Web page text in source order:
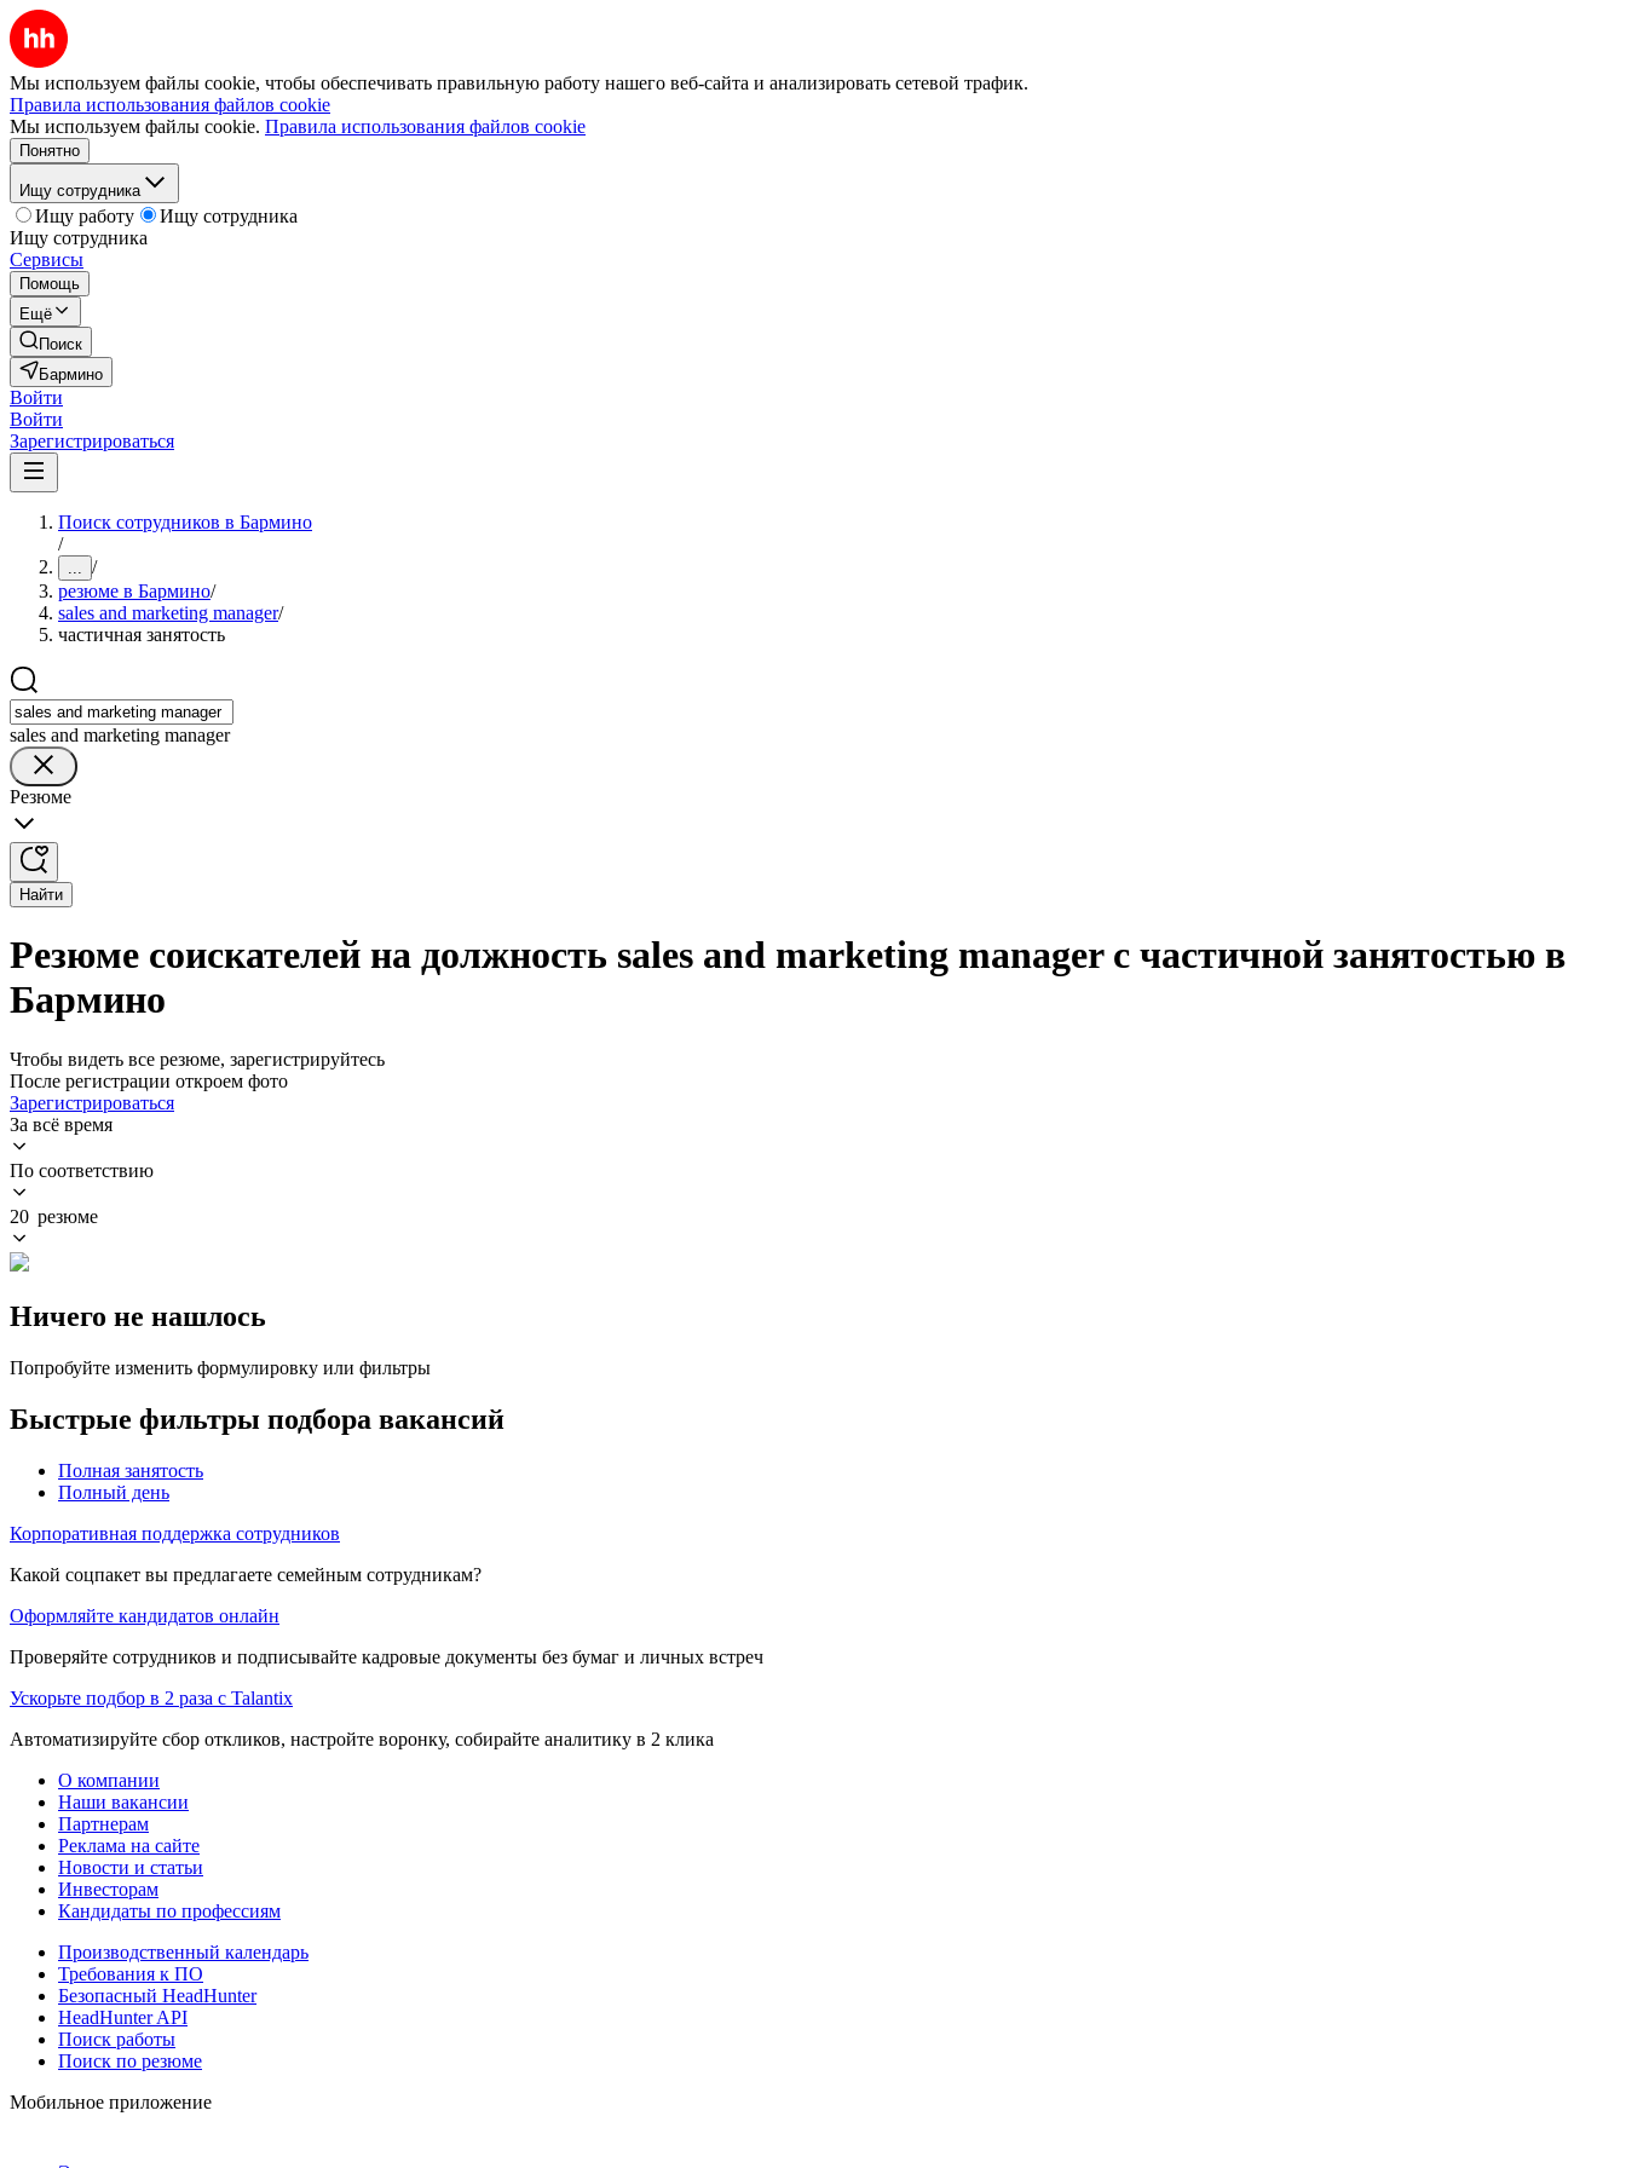
Мы используем файлы cookie, чтобы обеспечивать правильную работу нашего веб-сайта и анализировать сетевой трафик.
Правила использования файлов cookie
Мы используем файлы cookie. Правила использования файлов cookie
Понятно
Ищу сотрудника
Ищу работу
Ищу сотрудника
Ищу сотрудника
Сервисы
Помощь
Ещё
Поиск
Бармино
Войти
Войти
Зарегистрироваться
Поиск сотрудников в Бармино
/
... /
резюме в Бармино/
sales and marketing manager/
частичная занятость
sales and marketing manager
Резюме
Найти
Резюме соискателей на должность sales and marketing manager с частичной занятостью в
Бармино
Чтобы видеть все резюме, зарегистрируйтесь
После регистрации откроем фото
Зарегистрироваться
За всё время
По соответствию
20 резюме
Ничего не нашлось
Попробуйте изменить формулировку или фильтры
Быстрые фильтры подбора вакансий
Полная занятость
Полный день
Корпоративная поддержка сотрудников
Какой соцпакет вы предлагаете семейным сотрудникам?
Оформляйте кандидатов онлайн
Проверяйте сотрудников и подписывайте кадровые документы без бумаг и личных встреч
Ускорьте подбор в 2 раза с Talantix
Автоматизируйте сбор откликов, настройте воронку, собирайте аналитику в 2 клика
О компании
Наши вакансии
Партнерам
Реклама на сайте
Новости и статьи
Инвесторам
Кандидаты по профессиям
Производственный календарь
Требования к ПО
Безопасный HeadHunter
HeadHunter API
Поиск работы
Поиск по резюме
Мобильное приложение